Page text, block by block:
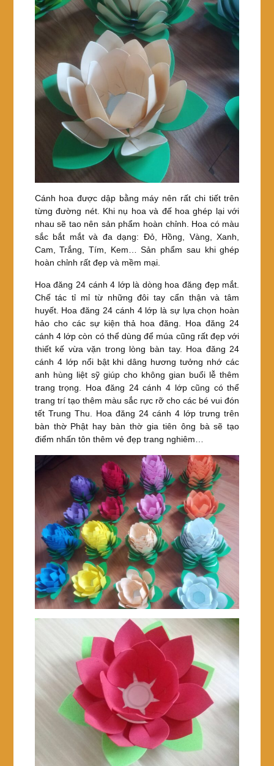
Cánh hoa được dập bằng máy nên rất chi tiết trên
từng đường nét. Khi nụ hoa và đế hoa ghép lại với
nhau sẽ tao nên sản phẩm hoàn chỉnh. Hoa có màu
sắc bắt mắt và đa dạng: Đỏ, Hồng, Vàng, Xanh,
Cam, Trắng, Tím, Kem… Sản phẩm sau khi ghép
hoàn chỉnh rất đẹp và mềm mại.
Hoa đăng 24 cánh 4 lớp là dòng hoa đăng đẹp mắt.
Chế tác tỉ mỉ từ những đôi tay cẩn thận và tâm
huyết. Hoa đăng 24 cánh 4 lớp là sự lựa chọn hoàn
hảo cho các sự kiện thả hoa đăng. Hoa đăng 24
cánh 4 lớp còn có thể dùng để múa cũng rất đẹp với
thiết kế vừa vặn trong lòng bàn tay. Hoa đăng 24
cánh 4 lớp nổi bật khi dâng hương tưởng nhớ các
anh hùng liệt sỹ giúp cho không gian buổi lễ thêm
trang trọng. Hoa đăng 24 cánh 4 lớp cũng có thể
trang trí tạo thêm màu sắc rực rỡ cho các bé vui đón
tết Trung Thu. Hoa đăng 24 cánh 4 lớp trưng trên
bàn thờ Phật hay bàn thờ gia tiên ông bà sẽ tạo
điểm nhấn tôn thêm vẻ đẹp trang nghiêm…